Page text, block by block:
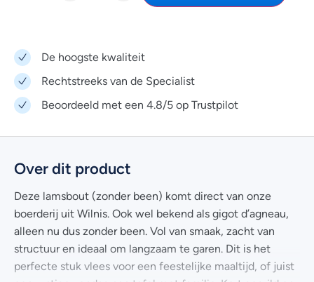
De hoogste kwaliteit
Rechtstreeks van de Specialist
Beoordeeld met een 4.8/5 op Trustpilot
Over dit product
Deze lamsbout (zonder been) komt direct van onze
boerderij uit Wilnis. Ook wel bekend als gigot d’agneau,
alleen nu dus zonder been. Vol van smaak, zacht van
structuur en ideaal om langzaam te garen. Dit is het
perfecte stuk vlees voor een feestelijke maaltijd, of juist